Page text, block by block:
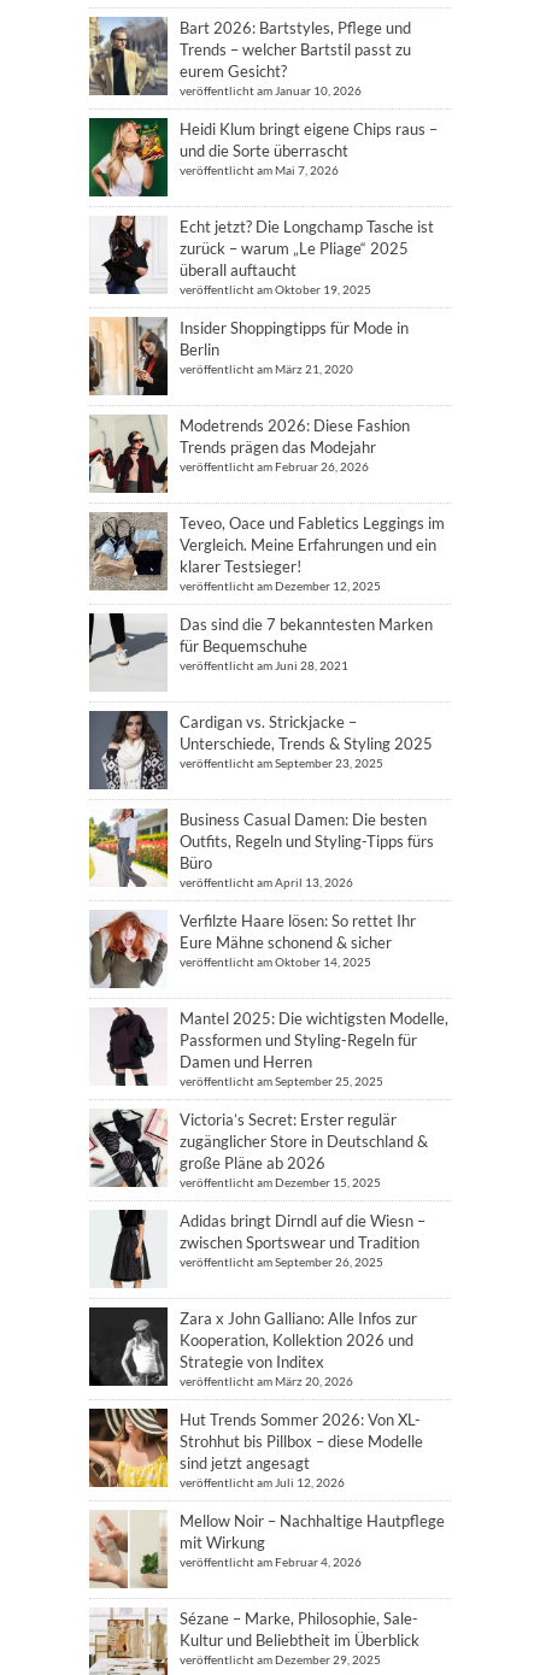
Bart 2026: Bartstyles, Pflege und
Trends – welcher Bartstil passt zu
eurem Gesicht?
veröffentlicht am Januar 10, 2026
Heidi Klum bringt eigene Chips raus –
und die Sorte überrascht
veröffentlicht am Mai 7, 2026
Echt jetzt? Die Longchamp Tasche ist
zurück – warum „Le Pliage“ 2025
überall auftaucht
veröffentlicht am Oktober 19, 2025
Insider Shoppingtipps für Mode in
Berlin
veröffentlicht am März 21, 2020
Modetrends 2026: Diese Fashion
Trends prägen das Modejahr
veröffentlicht am Februar 26, 2026
Teveo, Oace und Fabletics Leggings im
Vergleich. Meine Erfahrungen und ein
klarer Testsieger!
veröffentlicht am Dezember 12, 2025
Das sind die 7 bekanntesten Marken
für Bequemschuhe
veröffentlicht am Juni 28, 2021
Cardigan vs. Strickjacke –
Unterschiede, Trends & Styling 2025
veröffentlicht am September 23, 2025
Business Casual Damen: Die besten
Outfits, Regeln und Styling-Tipps fürs
Büro
veröffentlicht am April 13, 2026
Verfilzte Haare lösen: So rettet Ihr
Eure Mähne schonend & sicher
veröffentlicht am Oktober 14, 2025
Mantel 2025: Die wichtigsten Modelle,
Passformen und Styling-Regeln für
Damen und Herren
veröffentlicht am September 25, 2025
Victoria’s Secret: Erster regulär
zugänglicher Store in Deutschland &
große Pläne ab 2026
veröffentlicht am Dezember 15, 2025
Adidas bringt Dirndl auf die Wiesn –
zwischen Sportswear und Tradition
veröffentlicht am September 26, 2025
Zara x John Galliano: Alle Infos zur
Kooperation, Kollektion 2026 und
Strategie von Inditex
veröffentlicht am März 20, 2026
Hut Trends Sommer 2026: Von XL-
Strohhut bis Pillbox – diese Modelle
sind jetzt angesagt
veröffentlicht am Juli 12, 2026
Mellow Noir – Nachhaltige Hautpflege
mit Wirkung
veröffentlicht am Februar 4, 2026
Sézane – Marke, Philosophie, Sale-
Kultur und Beliebtheit im Überblick
veröffentlicht am Dezember 29, 2025